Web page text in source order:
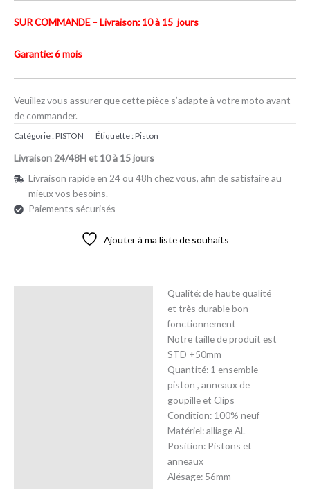
SUR COMMANDE – Livraison: 10 à 15 jours
Garantie: 6 mois
Veuillez vous assurer que cette pièce s’adapte à votre moto avant
de commander.
Catégorie :PISTON Étiquette :Piston
Livraison 24/48H et 10 à 15 jours
Livraison rapide en 24 ou 48h chez vous, afin de satisfaire au
mieux vos besoins.
Paiements sécurisés
Ajouter à ma liste de souhaits
Qualité: de haute qualité
et très durable bon
fonctionnement
Notre taille de produit est
STD +50mm
Quantité: 1 ensemble
piston , anneaux de
goupille et Clips
Condition: 100% neuf
Matériel: alliage AL
Position: Pistons et
anneaux
Alésage: 56mm